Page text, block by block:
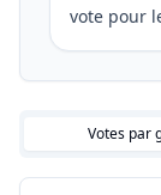
vote pour
Votes par